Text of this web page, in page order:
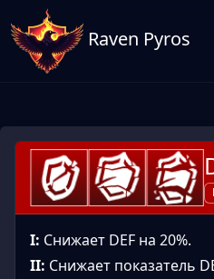
Raven Pyros
I: Снижает DEF на 20%.
II: Снижает показатель